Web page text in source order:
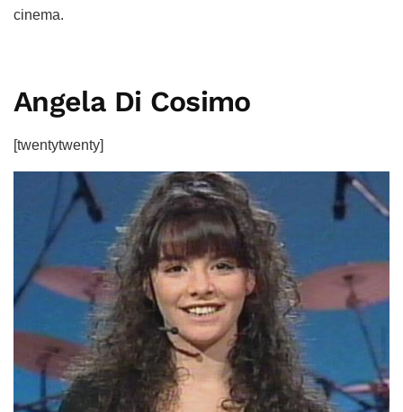
cinema.
Angela Di Cosimo
[twentytwenty]